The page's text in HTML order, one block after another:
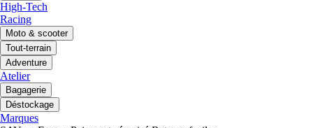
High-Tech
Racing
Moto & scooter
Tout-terrain
Adventure
Atelier
Bagagerie
Déstockage
Marques